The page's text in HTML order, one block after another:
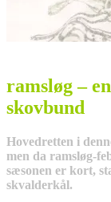
ramsløg –
skovbund
Hovedretten i
men da ramsløg-
sæsonen er kort,
skvalderkål.